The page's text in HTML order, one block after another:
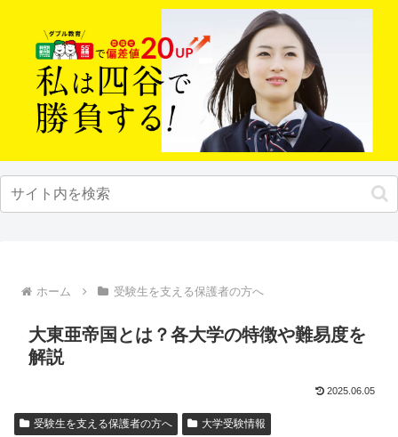
ホーム 受験生を支える保護者の方へ
大東亜帝国とは？各大学の特徴や難易度を
解説
2025.06.05
受験生を支える保護者の方へ 大学受験情報